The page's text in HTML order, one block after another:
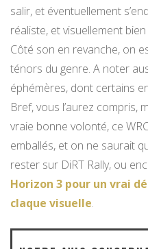
salir, et éventuellement
réaliste, et visuellement
Côté son en revanche, on
ténors du genre. A noter
éphémères, dont certains
Bref, vous l’aurez compris,
vraie bonne volonté, ce
emballés, et on ne saurait
rester sur DiRT Rally, ou
Horizon 3 pour un vrai
claque visuelle.